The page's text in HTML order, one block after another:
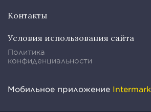
Контакты
Условия использования сайта
Политика
конфиденциальности
Мобильное приложение Intermark